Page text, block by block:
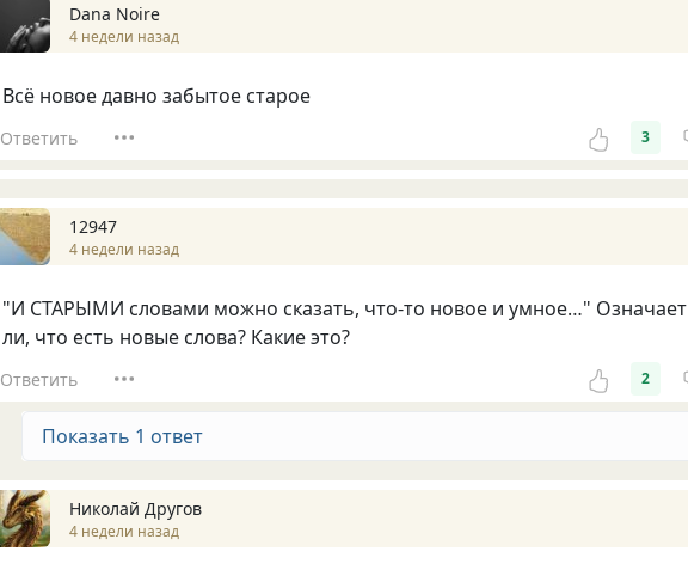
Dana Noire
4 недели назад
Всё новое давно забытое старое
Ответить 3
12947
4 недели назад
"И СТАРЫМИ словами можно сказать, что-то новое и умное…" Означает
ли, что есть новые слова? Какие это?
Ответить 2
Показать 1 ответ
Николай Другов
4 недели назад